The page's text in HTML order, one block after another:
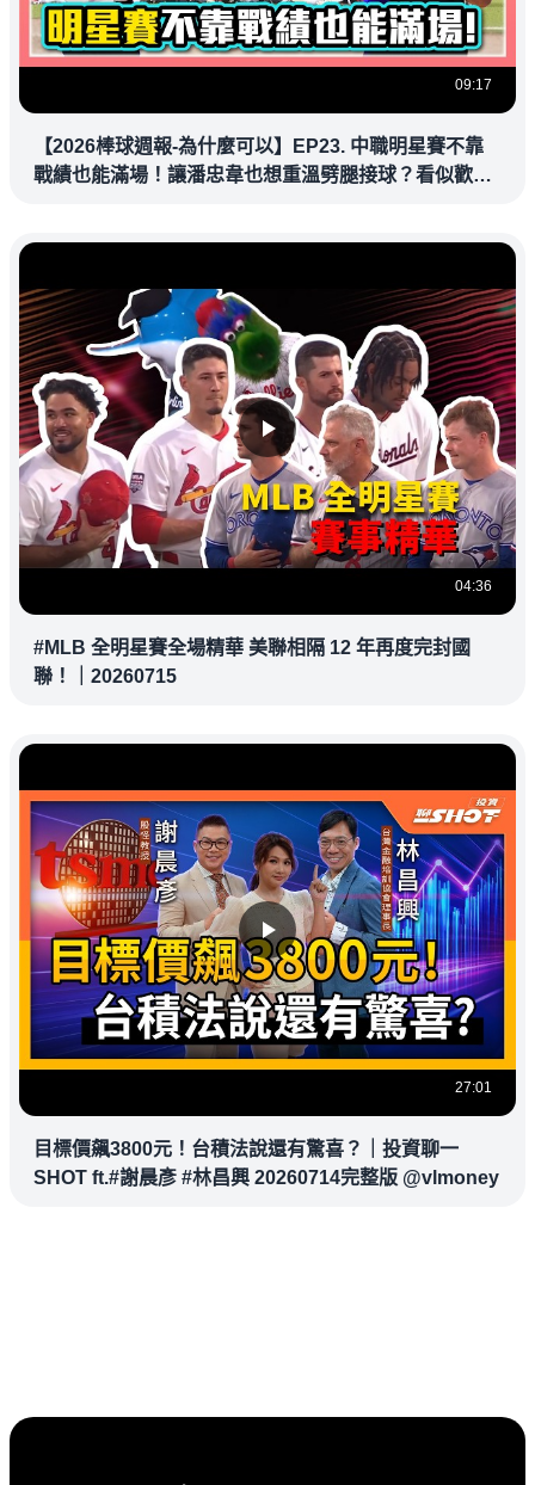
09:17
【2026棒球週報-為什麼可以】EP23. 中職明星賽不靠
戰績也能滿場！讓潘忠韋也想重溫劈腿接球？看似歡樂
04:36
#MLB 全明星賽全場精華 美聯相隔 12 年再度完封國
聯！｜20260715
27:01
目標價飆3800元！台積法說還有驚喜？｜投資聊一
SHOT ft.#謝晨彥 #林昌興 20260714完整版 @vlmoney